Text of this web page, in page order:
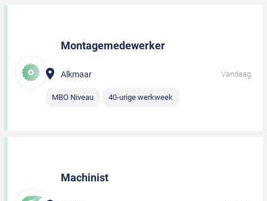
Montagemedewerker
Alkmaar Vandaag
MBO Niveau 40-urige werkweek
Machinist